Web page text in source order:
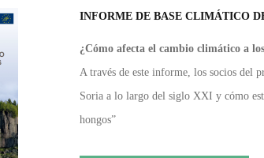
INFORME DE BASE CLIMÁTICO
¿Cómo afecta el cambio climático a
A través de este informe, los socios del
Soria a lo largo del siglo XXI y cómo
hongos”